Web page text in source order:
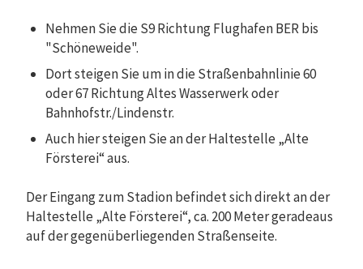
Nehmen Sie die S9 Richtung Flughafen BER bis
"Schöneweide".
Dort steigen Sie um in die Straßenbahnlinie 60
oder 67 Richtung Altes Wasserwerk oder
Bahnhofstr./Lindenstr.
Auch hier steigen Sie an der Haltestelle „Alte
Försterei“ aus.
Der Eingang zum Stadion befindet sich direkt an der
Haltestelle „Alte Försterei“, ca. 200 Meter geradeaus
auf der gegenüberliegenden Straßenseite.